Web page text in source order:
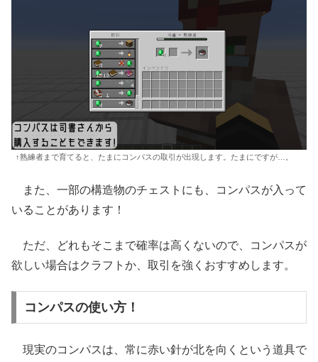
↑熟練者まで育てると、たまにコンパスの取引が出現します。たまにですが…。
また、一部の構造物のチェストにも、コンパスが入って
いることがあります！
ただ、どれもそこまで確率は高くないので、コンパスが
欲しい場合はクラフトか、取引を強くおすすめします。
コンパスの使い方！
現実のコンパスは、常に赤い針が北を向くという道具で